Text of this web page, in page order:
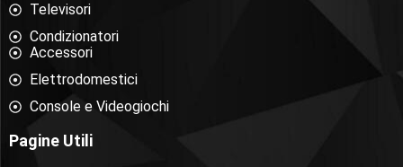
Televisori
Condizionatori
Accessori
Elettrodomestici
Console e Videogiochi
Pagine Utili